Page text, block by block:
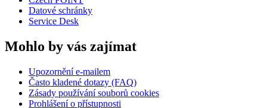
Datové schránky
Service Desk
Mohlo by vás zajímat
Upozornění e-mailem
Často kladené dotazy (FAQ)
Zásady používání souborů cookies
Prohlášení o přístupnosti